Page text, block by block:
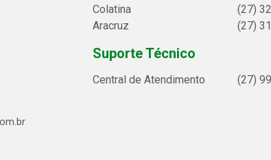
Colatina
(27)
Aracruz
(27)
Suporte Técnico
Central de Atendimento (27)